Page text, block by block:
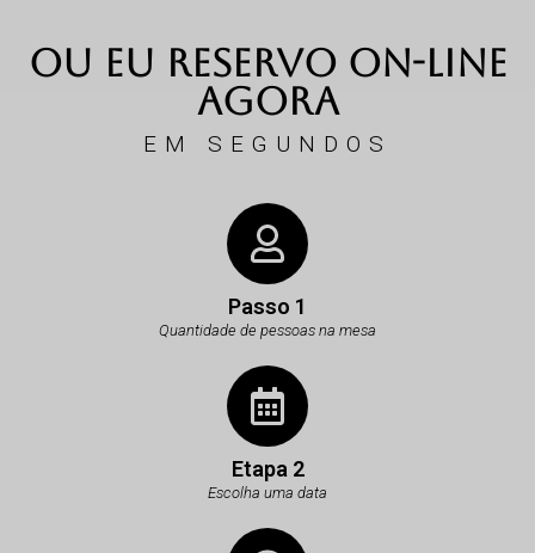
ou eu reservo on-line
agora
EM SEGUNDOS
Passo 1
Quantidade de pessoas na mesa
Etapa 2
Escolha uma data